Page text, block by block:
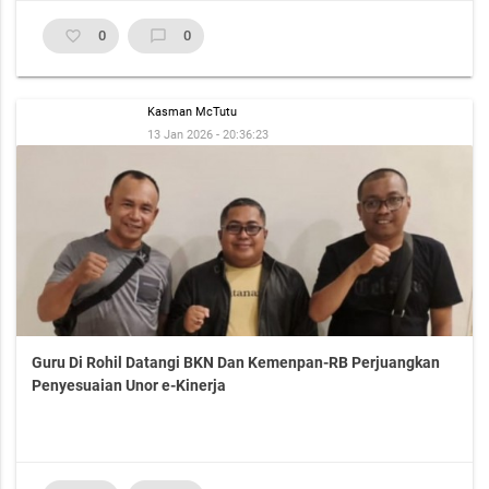
favorite_border 0 chat_bubble_outline 0
Kasman McTutu
13 Jan 2026 - 20:36:23
Guru Di Rohil Datangi BKN Dan Kemenpan-RB Perjuangkan
Penyesuaian Unor e-Kinerja